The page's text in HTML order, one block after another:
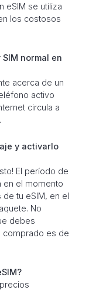
eSIM se utiliza
los costosos
normal en
acerca de un
activo
circula a
y activarlo
El período de
en el momento
tu eSIM, en el
No
debes
comprado es de